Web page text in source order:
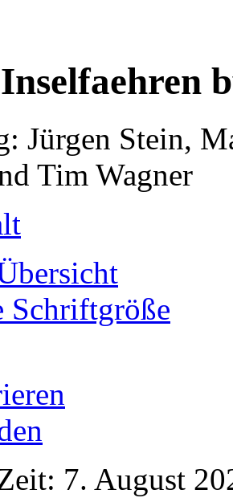
Jürgen Stein,
Tim Wagner
Schriftgröße
7. August